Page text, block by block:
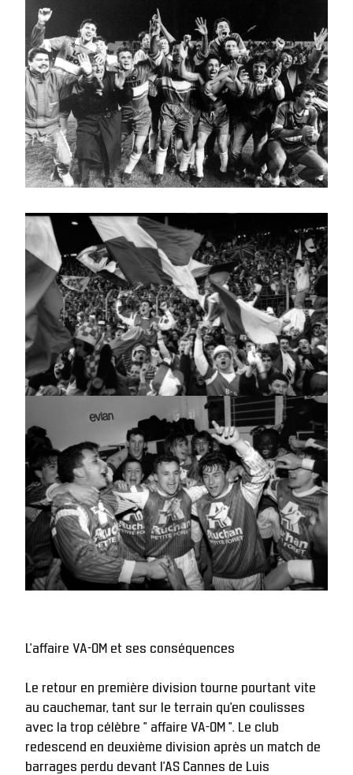
L'affaire VA-OM et ses conséquences
Le retour en première division tourne pourtant vite
au cauchemar, tant sur le terrain qu’en coulisses
avec la trop célèbre " affaire VA-OM ". Le club
redescend en deuxième division après un match de
barrages perdu devant l’AS Cannes de Luis